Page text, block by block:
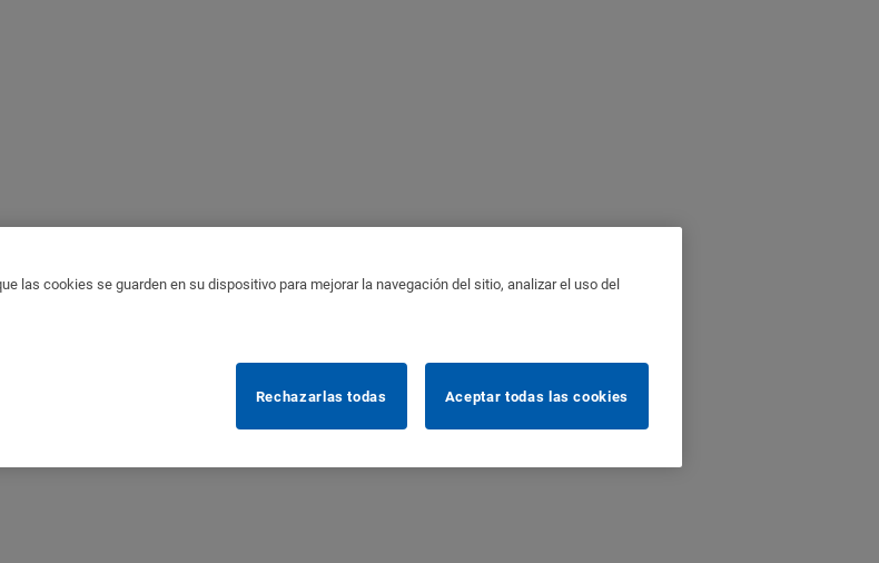
las cookies se guarden en su dispositivo para mejorar la navegación del sitio, analizar el uso del
Rechazarlas todas
Aceptar todas las cookies